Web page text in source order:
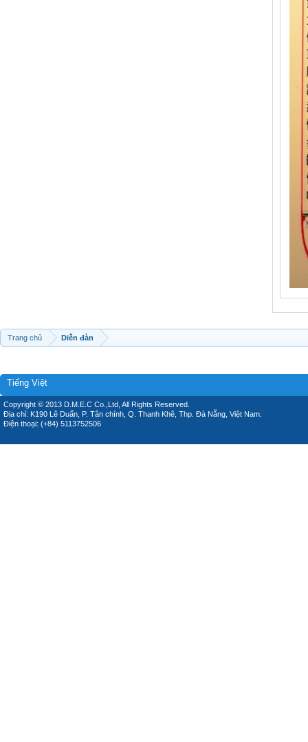
Trang chủ Diễn đàn
Tiếng Việt
Copyright © 2013 D.M.E.C Co.,Ltd, All Rights Reserved.
Địa chỉ: K190 Lê Duẩn, P. Tân chính, Q. Thanh Khê, Thp. Đà Nẵng, Việt Nam.
Điện thoại: (+84) 5113752506